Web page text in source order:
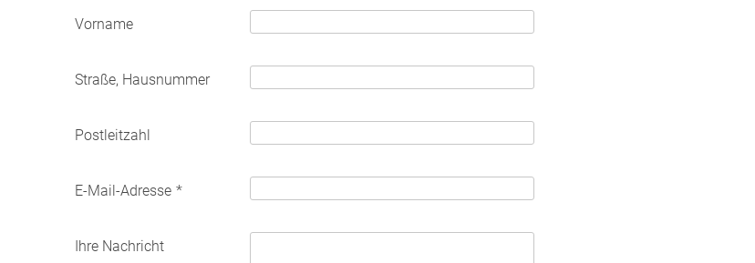
Vorname
Straße, Hausnummer
Postleitzahl
E-Mail-Adresse *
Ihre Nachricht